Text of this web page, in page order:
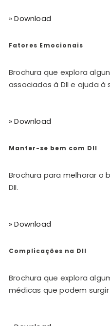
» Download
Fatores Emocionais
Brochura que explora
associados à DII e ajuda à
» Download
Manter-se bem com DII
Brochura para melhorar o
DII.
» Download
Complicações na DII
Brochura que explora
médicas que podem surgir